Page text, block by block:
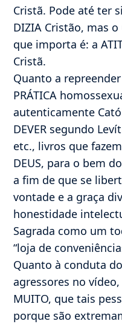
Cristã. Pode até ter
DIZIA Cristão, mas
que importa é: a
Cristã.
Quanto a
PRÁTICA
autenticamente
DEVER segundo
etc., livros que
DEUS, para o bem
a fim de que se
vontade e a graça
honestidade
Sagrada como um
“loja de
Quanto à conduta
agressores no
MUITO, que tais
porque são